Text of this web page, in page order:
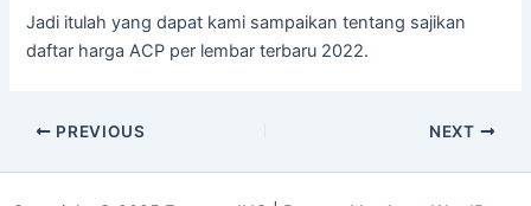
Jadi itulah yang dapat kami sampaikan tentang sajikan
daftar harga ACP per lembar terbaru 2022.
PREVIOUS NEXT